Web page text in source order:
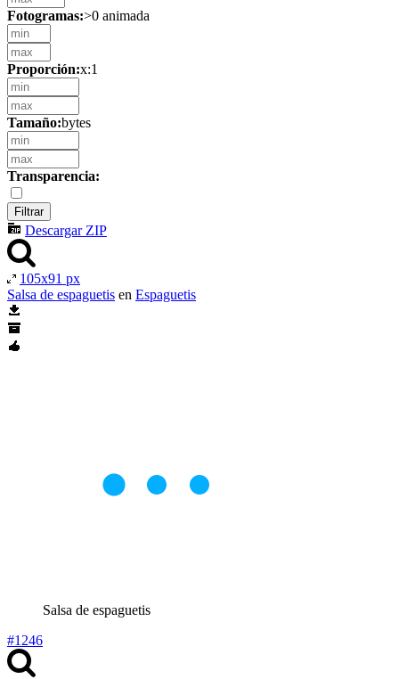
Fotogramas:>0 animada
Proporción:x:1
Tamaño:bytes
Transparencia:
Descargar ZIP
105x91 px
Salsa de espaguetis en Espaguetis
Salsa de espaguetis
#1246